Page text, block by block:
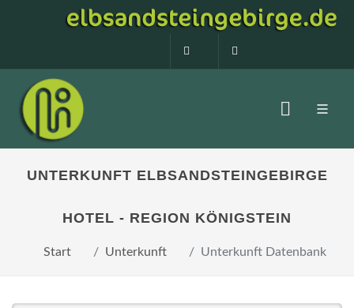
0160 99873408
UNTERKUNFT ELBSANDSTEINGEBIRGE
HOTEL - REGION KÖNIGSTEIN
Start Unterkunft Unterkunft Datenbank